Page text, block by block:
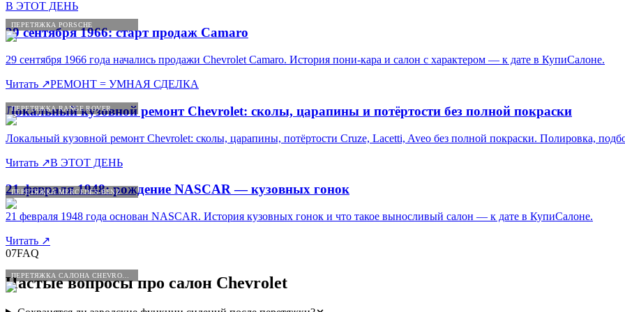
ПЕРЕТЯЖКА PORSCHE
ПЕРЕТЯЖКА RANGE ROVER
ПЕРЕТЯЖКА MERCEDES-BENZ
В ЭТОТ ДЕНЬ
29 сентября 1966: старт продаж Camaro
29 сентября 1966 года начались продажи Chevrolet Camaro. История пони-кара и салон с характером — к дате в КупиСалоне.
Читать ↗РЕМОНТ = УМНАЯ СДЕЛКА
Локальный кузовной ремонт Chevrolet: сколы, царапины и потёртости без полной покраски
Локальный кузовной ремонт Chevrolet: сколы, царапины, потёртости Cruze, Lacetti, Aveo без полной покраски. Полировка,
Читать ↗В ЭТОТ ДЕНЬ
21 февраля 1948: рождение NASCAR — кузовных гонок
21 февраля 1948 года основан NASCAR. История кузовных гонок и что такое выносливый салон — к дате в КупиСалоне.
Читать ↗
07FAQ
Частые вопросы про салон Chevrolet